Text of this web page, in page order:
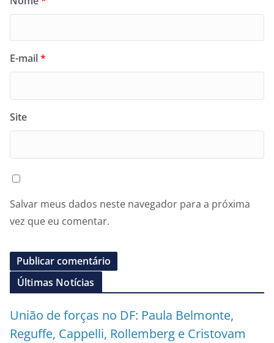
E-mail*
Site
Salvar meus dados neste navegador para a próxima
vez que eu comentar.
Últimas Notícias
União de forças no DF: Paula Belmonte,
Reguffe, Cappelli, Rollemberg e Cristovam